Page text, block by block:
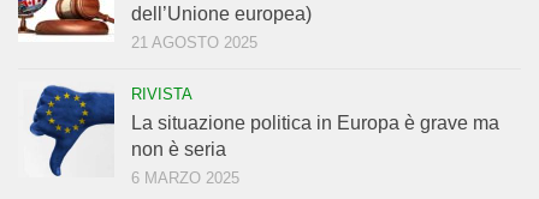
dell’Unione europea)
21 AGOSTO 2025
RIVISTA
La situazione politica in Europa è grave ma
non è seria
6 MARZO 2025